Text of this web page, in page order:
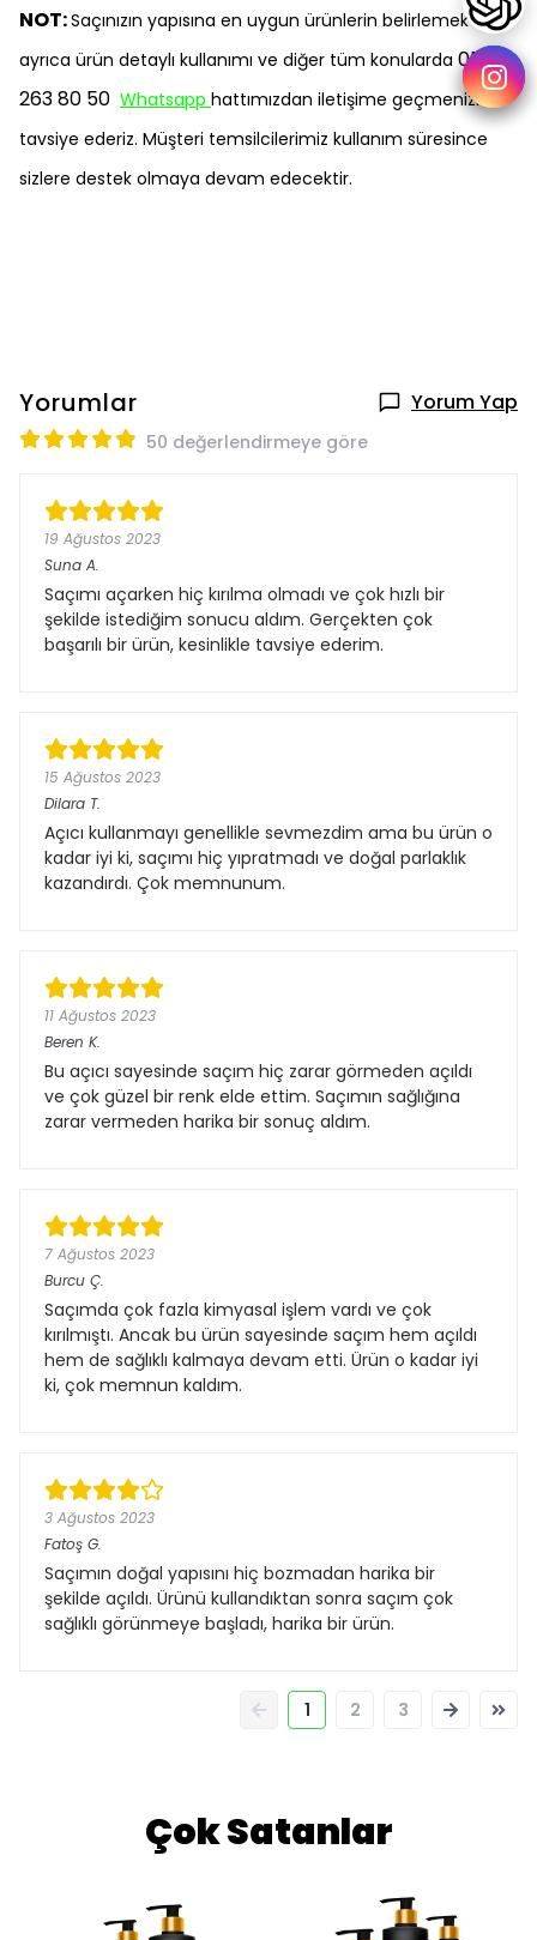
NOT:Saçınızın yapısına en uygun ürünlerin belirlemek için,
ayrıca ürün detaylı kullanımı ve diğer tüm konularda 0537
263 80 50 Whatsapp hattımızdan iletişime geçmenizi
tavsiye ederiz. Müşteri temsilcilerimiz kullanım süresince
sizlere destek olmaya devam edecektir.
Yorumlar Yorum Yap
50 değerlendirmeye göre
19 Ağustos 2023
Suna A.
Saçımı açarken hiç kırılma olmadı ve çok hızlı bir
şekilde istediğim sonucu aldım. Gerçekten çok
başarılı bir ürün, kesinlikle tavsiye ederim.
15 Ağustos 2023
Dilara T.
Açıcı kullanmayı genellikle sevmezdim ama bu ürün o
kadar iyi ki, saçımı hiç yıpratmadı ve doğal parlaklık
kazandırdı. Çok memnunum.
11 Ağustos 2023
Beren K.
Bu açıcı sayesinde saçım hiç zarar görmeden açıldı
ve çok güzel bir renk elde ettim. Saçımın sağlığına
zarar vermeden harika bir sonuç aldım.
7 Ağustos 2023
Burcu Ç.
Saçımda çok fazla kimyasal işlem vardı ve çok
kırılmıştı. Ancak bu ürün sayesinde saçım hem açıldı
hem de sağlıklı kalmaya devam etti. Ürün o kadar iyi
ki, çok memnun kaldım.
3 Ağustos 2023
Fatoş G.
Saçımın doğal yapısını hiç bozmadan harika bir
şekilde açıldı. Ürünü kullandıktan sonra saçım çok
sağlıklı görünmeye başladı, harika bir ürün.
1 2 3
Çok Satanlar